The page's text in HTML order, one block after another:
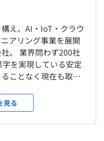
ォール、アジャイル、ス
。
す。地元密着主義のた
クトを前提としていま
は一切ありません。
勤務を含むリモート案件
え、AI・IoT・クラウ
アリング事業を展開
。 業界問わず200社
を実現している安定
ことなく現在も取引
の高い技術力のが高
、ご紹介による新規
ファーストの風土が
見る